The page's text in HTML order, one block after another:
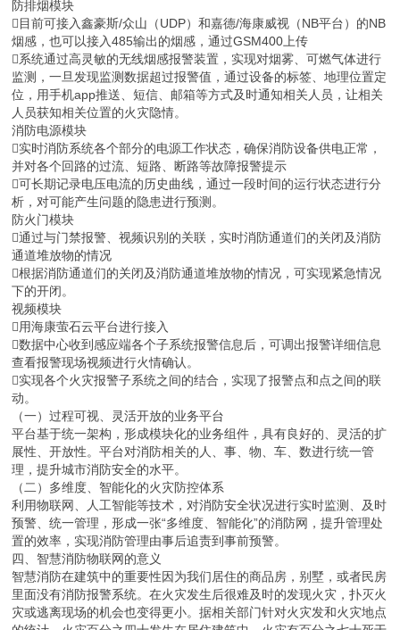
防排烟模块
目前可接入鑫豪斯/众山（UDP）和嘉德/海康威视（NB平台）的NB
烟感，也可以接入485输出的烟感，通过GSM400上传
系统通过高灵敏的无线烟感报警装置，实现对烟雾、可燃气体进行
监测，一旦发现监测数据超过报警值，通过设备的标签、地理位置定
位，用手机app推送、短信、邮箱等方式及时通知相关人员，让相关
人员获知相关位置的火灾隐情。
消防电源模块
实时消防系统各个部分的电源工作状态，确保消防设备供电正常，
并对各个回路的过流、短路、断路等故障报警提示
可长期记录电压电流的历史曲线，通过一段时间的运行状态进行分
析，对可能产生问题的隐患进行预测。
防火门模块
通过与门禁报警、视频识别的关联，实时消防通道们的关闭及消防
通道堆放物的情况
根据消防通道们的关闭及消防通道堆放物的情况，可实现紧急情况
下的开闭。
视频模块
用海康萤石云平台进行接入
数据中心收到感应端各个子系统报警信息后，可调出报警详细信息
查看报警现场视频进行火情确认。
实现各个火灾报警子系统之间的结合，实现了报警点和点之间的联
动。
（一）过程可视、灵活开放的业务平台
平台基于统一架构，形成模块化的业务组件，具有良好的、灵活的扩
展性、开放性。平台对消防相关的人、事、物、车、数进行统一管
理，提升城市消防安全的水平。
（二）多维度、智能化的火灾防控体系
利用物联网、人工智能等技术，对消防安全状况进行实时监测、及时
预警、统一管理，形成一张“多维度、智能化”的消防网，提升管理处
置的效率，实现消防管理由事后追责到事前预警。
四、智慧消防物联网的意义
智慧消防在建筑中的重要性因为我们居住的商品房，别墅，或者民房
里面没有消防报警系统。在火灾发生后很难及时的发现火灾，扑灭火
灾或逃离现场的机会也变得更小。据相关部门针对火灾发和火灾地点